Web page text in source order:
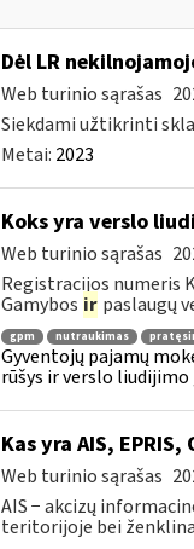
Dėl LR
Web turinio sąrašas
Siekdami užtikrinti
Metai: 2023
Koks yra verslo
Web turinio sąrašas
Registracijos numeris
Gamybos ir paslaugų
gpm nutraukimas
Gyventojų pajamų
rūšys ir verslo
Kas yra AIS, EPRIS,
Web turinio sąrašas
AIS − akcizų
teritorijoje bei